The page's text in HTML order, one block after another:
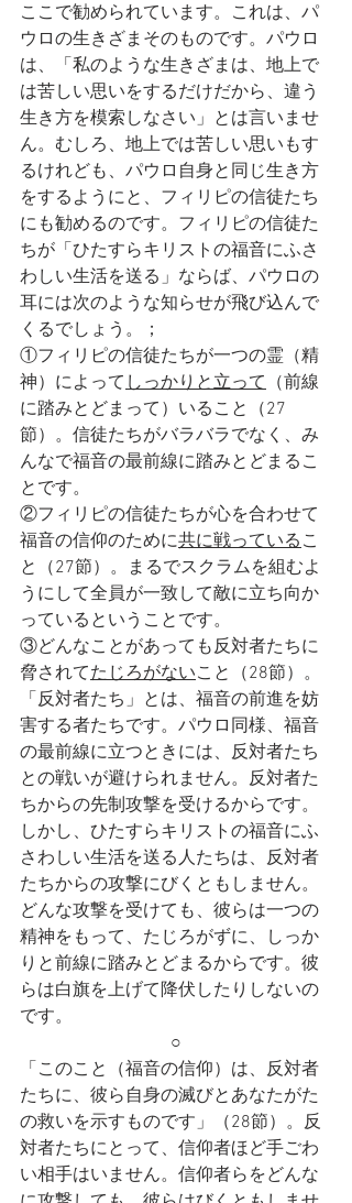
ここで勧められています。これは、パ
ウロの生きざまそのものです。パウロ
は、「私のような生きざまは、地上で
は苦しい思いをするだけだから、違う
生き方を模索しなさい」とは言いませ
ん。むしろ、地上では苦しい思いもす
るけれども、パウロ自身と同じ生き方
をするようにと、フィリピの信徒たち
にも勧めるのです。フィリピの信徒た
ちが「ひたすらキリストの福音にふさ
わしい生活を送る」ならば、パウロの
耳には次のような知らせが飛び込んで
くるでしょう。；
①フィリピの信徒たちが一つの霊（精
神）によって しっかりと立って （前線
に踏みとどまって）いること（27
節）。信徒たちがバラバラでなく、み
んなで福音の最前線に踏みとどまるこ
とです。
②フィリピの信徒たちが心を合わせて
福音の信仰のために共に戦っている こ
と（27節）。まるでスクラムを組むよ
うにして全員が一致して敵に立ち向か
っているということです。
③どんなことがあっても反対者たちに
脅されてたじろがないこと（28節）。
「反対者たち」とは、福音の前進を妨
害する者たちです。パウロ同様、福音
の最前線に立つときには、反対者たち
との戦いが避けられません。反対者た
ちからの先制攻撃を受けるからです。
しかし、ひたすらキリストの福音にふ
さわしい生活を送る人たちは、反対者
たちからの攻撃にびくともしません。
どんな攻撃を受けても、彼らは一つの
精神をもって、たじろがずに、しっか
りと前線に踏みとどまるからです。彼
らは白旗を上げて降伏したりしないの
です。
○
「このこと（福音の信仰）は、反対者
たちに、彼ら自身の滅びとあなたがた
の救いを示すものです」（28節）。反
対者たちにとって、信仰者ほど手ごわ
い相手はいません。信仰者らをどんな